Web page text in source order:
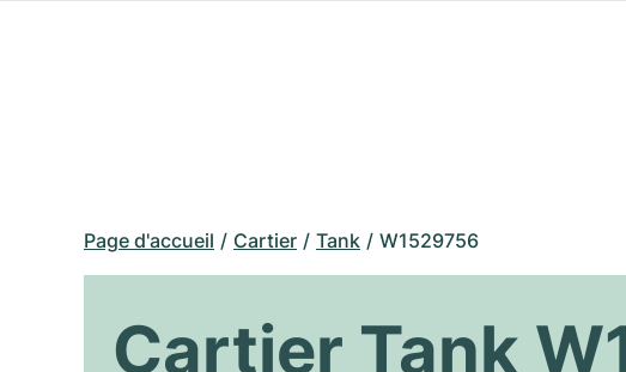
Page d'accueil Cartier Tank W1529756
Cartier Tank